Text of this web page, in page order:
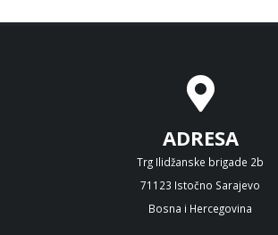
ADRESA
Trg Ilidžanske brigade 2b
71123 Istočno Sarajevo
Bosna i Hercegovina